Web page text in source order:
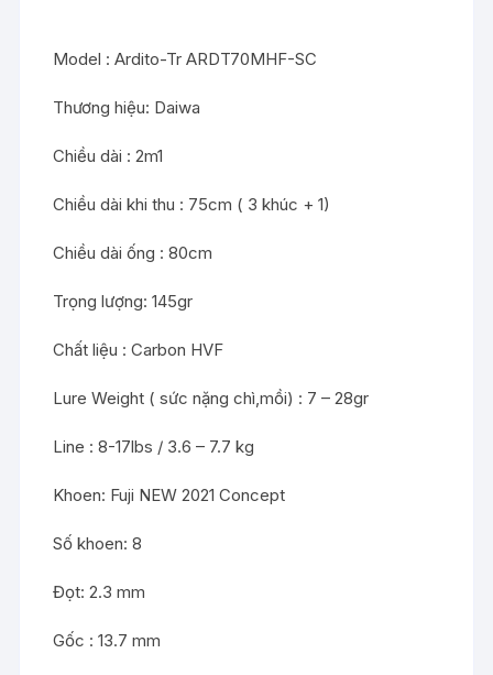
Model : Ardito-Tr ARDT70MHF-SC
Thương hiệu: Daiwa
Chiều dài : 2m1
Chiều dài khi thu : 75cm ( 3 khúc + 1)
Chiều dài ống : 80cm
Trọng lượng: 145gr
Chất liệu : Carbon HVF
Lure Weight ( sức nặng chì,mồi) : 7 – 28gr
Line : 8-17lbs / 3.6 – 7.7 kg
Khoen: Fuji NEW 2021 Concept
Số khoen: 8
Đọt: 2.3 mm
Gốc : 13.7 mm